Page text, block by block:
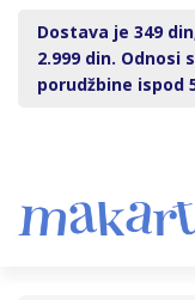
Dostava je 349
2.999 din. Odnosi
porudžbine ispod